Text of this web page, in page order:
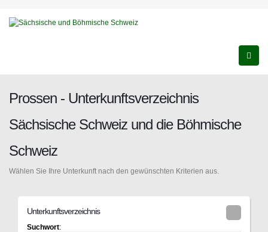
Prossen - Unterkunftsverzeichnis
Sächsische Schweiz und die Böhmische
Schweiz
Wählen Sie Ihre Unterkunft nach den gewünschten Kriterien aus.
Unterkunftsverzeichnis
Suchwort: